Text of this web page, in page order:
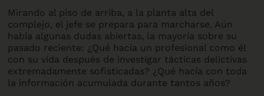
Mirando al piso de arriba, a la planta alta del
complejo, el jefe se prepara para marcharse. Aún
había algunas dudas abiertas, la mayoría sobre su
pasado reciente: ¿Qué hacía un profesional como él
con su vida después de investigar tácticas delictivas
extremadamente sofisticadas? ¿Qué hacía con toda
la información acumulada durante tantos años?